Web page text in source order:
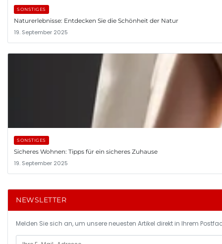
SONSTIGES
Naturerlebnisse: Entdecken Sie die Schönheit der Natur
19. September 2025
SONSTIGES
Sicheres Wohnen: Tipps für ein sicheres Zuhause
19. September 2025
NEWSLETTER
Melden Sie sich an, um unsere neuesten Artikel direkt in Ihrem